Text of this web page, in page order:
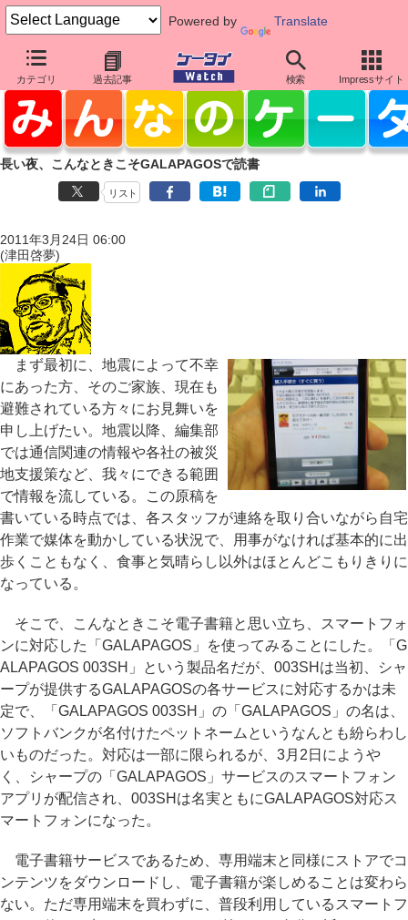
Powered by Translate
カテゴリ 過去記事 検索 Impressサイト
長い夜、こんなときこそGALAPAGOSで読書
リスト
2011年3月24日 06:00
(津田啓夢)
まず最初に、地震によって不幸
にあった方、そのご家族、現在も
避難されている方々にお見舞いを
申し上げたい。地震以降、編集部
では通信関連の情報や各社の被災
地支援策など、我々にできる範囲
で情報を流している。この原稿を
書いている時点では、各スタッフが連絡を取り合いながら自宅
作業で媒体を動かしている状況で、用事がなければ基本的に出
歩くこともなく、食事と気晴らし以外はほとんどこもりきりに
なっている。
そこで、こんなときこそ電子書籍と思い立ち、スマートフォ
ンに対応した「GALAPAGOS」を使ってみることにした。「G
ALAPAGOS 003SH」という製品名だが、003SHは当初、シャ
ープが提供するGALAPAGOSの各サービスに対応するかは未
定で、「GALAPAGOS 003SH」の「GALAPAGOS」の名は、
ソフトバンクが名付けたペットネームというなんとも紛らわし
いものだった。対応は一部に限られるが、3月2日にようや
く、シャープの「GALAPAGOS」サービスのスマートフォン
アプリが配信され、003SHは名実ともにGALAPAGOS対応ス
マートフォンになった。
電子書籍サービスであるため、専用端末と同様にストアでコ
ンテンツをダウンロードし、電子書籍が楽しめることは変わら
ない。ただ専用端末を買わずに、普段利用しているスマートフ